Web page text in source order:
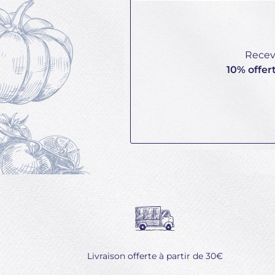
10%
Livraison offerte à partir de 30€